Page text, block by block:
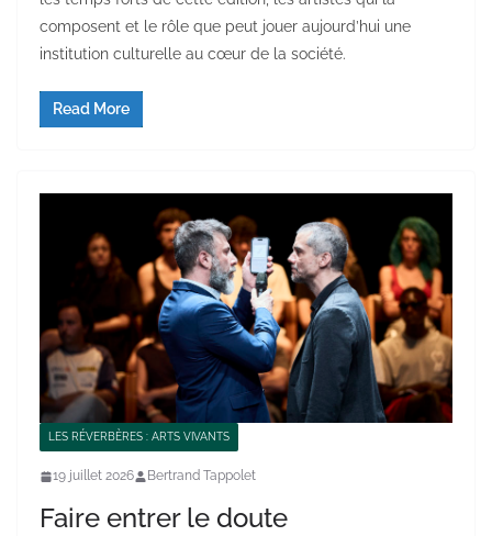
composent et le rôle que peut jouer aujourd’hui une
institution culturelle au cœur de la société.
Read More
LES RÉVERBÈRES : ARTS VIVANTS
19 juillet 2026 Bertrand Tappolet
Faire entrer le doute